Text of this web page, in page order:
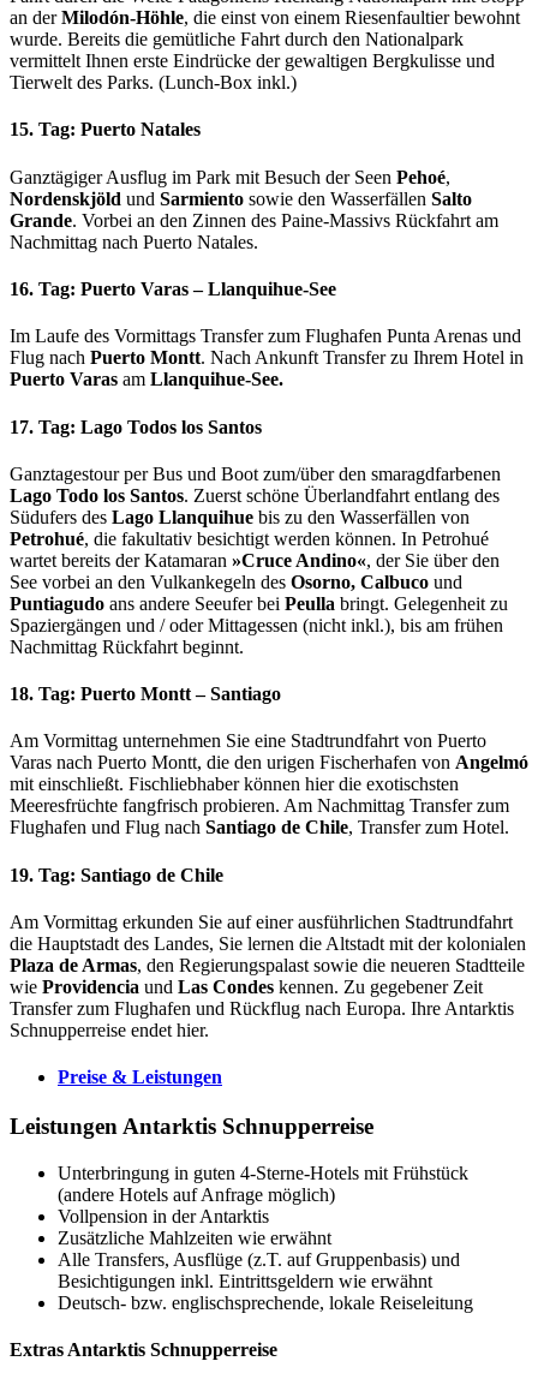
an derMilodón-Höhle, die einst von einem Riesenfaultier bewohnt
wurde. Bereits die gemütliche Fahrt durch den Nationalpark
vermittelt Ihnen erste Eindrücke der gewaltigen Bergkulisse und
Tierwelt des Parks. (Lunch-Box inkl.)
15. Tag: Puerto Natales
Ganztägiger Ausflug im Park mit Besuch der Seen Pehoé,
Nordenskjöld und Sarmiento sowie den Wasserfällen Salto
Grande. Vorbei an den Zinnen des Paine-Massivs Rückfahrt am
Nachmittag nach Puerto Natales.
16. Tag: Puerto Varas – Llanquihue-See
Im Laufe des Vormittags Transfer zum Flughafen Punta Arenas und
Flug nach Puerto Montt. Nach Ankunft Transfer zu Ihrem Hotel in
Puerto Varas am Llanquihue-See.
17. Tag: Lago Todos los Santos
Ganztagestour per Bus und Boot zum/über den smaragdfarbenen
Lago Todo los Santos. Zuerst schöne Überlandfahrt entlang des
Südufers des Lago Llanquihue bis zu den Wasserfällen von
Petrohué, die fakultativ besichtigt werden können. In Petrohué
wartet bereits der Katamaran »Cruce Andino«, der Sie über den
See vorbei an den Vulkankegeln des Osorno, Calbuco und
Puntiagudo ans andere Seeufer bei Peulla bringt. Gelegenheit zu
Spaziergängen und / oder Mittagessen (nicht inkl.), bis am frühen
Nachmittag Rückfahrt beginnt.
18. Tag: Puerto Montt – Santiago
Am Vormittag unternehmen Sie eine Stadtrundfahrt von Puerto
Varas nach Puerto Montt, die den urigen Fischerhafen von Angelmó
mit einschließt. Fischliebhaber können hier die exotischsten
Meeresfrüchte fangfrisch probieren. Am Nachmittag Transfer zum
Flughafen und Flug nach Santiago de Chile, Transfer zum Hotel.
19. Tag: Santiago de Chile
Am Vormittag erkunden Sie auf einer ausführlichen Stadtrundfahrt
die Hauptstadt des Landes, Sie lernen die Altstadt mit der kolonialen
Plaza de Armas, den Regierungspalast sowie die neueren Stadtteile
wie Providencia und Las Condes kennen. Zu gegebener Zeit
Transfer zum Flughafen und Rückflug nach Europa. Ihre Antarktis
Schnupperreise endet hier.
Preise & Leistungen
Leistungen Antarktis Schnupperreise
Unterbringung in guten 4-Sterne-Hotels mit Frühstück
(andere Hotels auf Anfrage möglich)
Vollpension in der Antarktis
Zusätzliche Mahlzeiten wie erwähnt
Alle Transfers, Ausflüge (z.T. auf Gruppenbasis) und
Besichtigungen inkl. Eintrittsgeldern wie erwähnt
Deutsch- bzw. englischsprechende, lokale Reiseleitung
Extras Antarktis Schnupperreise